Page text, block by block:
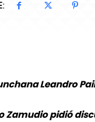
Leandro
Zamudio pidió